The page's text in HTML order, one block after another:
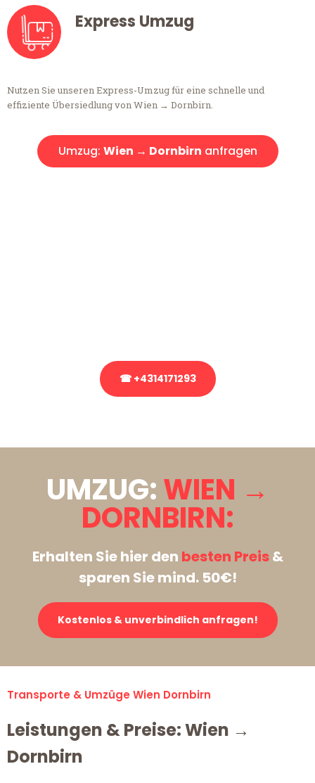
Express Umzug
Nutzen Sie unseren Express-Umzug für eine schnelle und
effiziente Übersiedlung von Wien → Dornbirn.
Umzug: Wien → Dornbirn anfragen
☎ +4314171293
UMZUG:WIEN →
DORNBIRN:
Erhalten Sie hier den besten Preis&
sparen Sie mind. 50€!
Kostenlos & unverbindlich anfragen!
Transporte & Umzüge Wien Dornbirn
Leistungen & Preise: Wien →
Dornbirn